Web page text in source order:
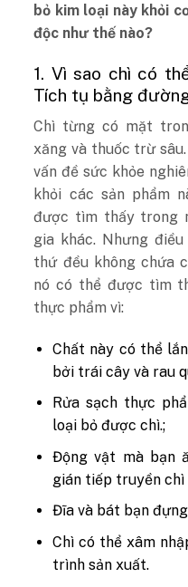
bỏ kim loại này khỏi
độc như thế nào?
1. Vì sao chì có
Tích tụ bằng
Chì từng có mặt
xăng và thuốc trừ
vấn đề sức khỏe
khỏi các sản phẩm
được tìm thấy trong
gia khác. Nhưng
thứ đều không chứa
nó có thể được tìm
thực phẩm vì:
Chất này có thể
bởi trái cây và rau
Rửa sạch thực
loại bỏ được chì.;
Động vật mà bạn
gián tiếp truyền chì
Đĩa và bát bạn
Chì có thể xâm
trình sản xuất.